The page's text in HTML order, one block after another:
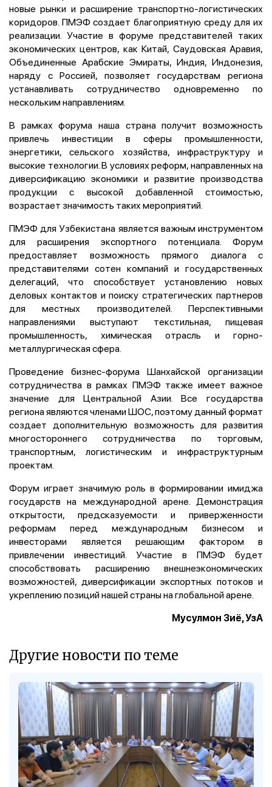
новые рынки и расширение транспортно-логистических
коридоров. ПМЭФ создает благоприятную среду для их
реализации. Участие в форуме представителей таких
экономических центров, как Китай, Саудовская Аравия,
Объединенные Арабские Эмираты, Индия, Индонезия,
наряду с Россией, позволяет государствам региона
устанавливать сотрудничество одновременно по
нескольким направлениям.
В рамках форума наша страна получит возможность
привлечь инвестиции в сферы промышленности,
энергетики, сельского хозяйства, инфраструктуру и
высокие технологии. В условиях реформ, направленных на
диверсификацию экономики и развитие производства
продукции с высокой добавленной стоимостью,
возрастает значимость таких мероприятий.
ПМЭФ для Узбекистана является важным инструментом
для расширения экспортного потенциала. Форум
предоставляет возможность прямого диалога с
представителями сотен компаний и государственных
делегаций, что способствует установлению новых
деловых контактов и поиску стратегических партнеров
для местных производителей. Перспективными
направлениями выступают текстильная, пищевая
промышленность, химическая отрасль и горно-
металлургическая сфера.
Проведение бизнес-форума Шанхайской организации
сотрудничества в рамках ПМЭФ также имеет важное
значение для Центральной Азии. Все государства
региона являются членами ШОС, поэтому данный формат
создает дополнительную возможность для развития
многостороннего сотрудничества по торговым,
транспортным, логистическим и инфраструктурным
проектам.
Форум играет значимую роль в формировании имиджа
государств на международной арене. Демонстрация
открытости, предсказуемости и приверженности
реформам перед международным бизнесом и
инвесторами является решающим фактором в
привлечении инвестиций. Участие в ПМЭФ будет
способствовать расширению внешнеэкономических
возможностей, диверсификации экспортных потоков и
укреплению позиций нашей страны на глобальной арене.
Мусулмон Зиё, УзА
Другие новости по теме